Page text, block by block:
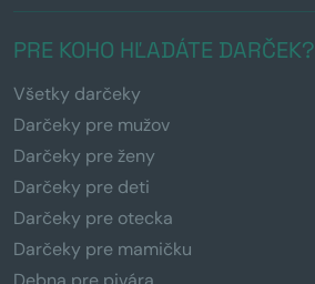
PRE KOHO HĽADÁTE DARČEK?
Všetky darčeky
Darčeky pre mužov
Darčeky pre ženy
Darčeky pre deti
Darčeky pre otecka
Darčeky pre mamičku